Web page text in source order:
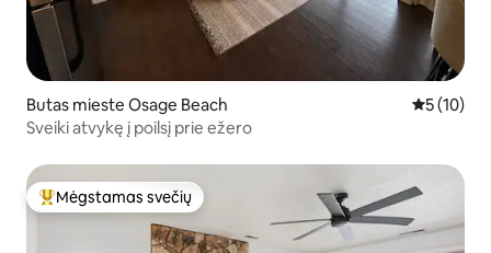
Butas mieste Osage Beach Vidutinis
5 (10)
Sveiki atvykę į poilsį prie ežero
Svečių mėgstamiausias
Mėgstamas svečių